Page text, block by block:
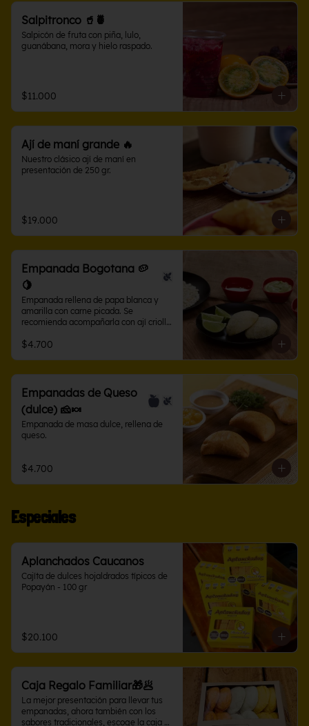
Salpitronco 🥤🍍
Salpicón de fruta con piña, lulo,
guanábana, mora y hielo raspado.
$11.000
Ají de maní grande 🔥
Nuestro clásico ají de maní en
presentación de 250 gr.
$19.000
Empanada Bogotana 🥔
🍋
Empanada rellena de papa blanca y
amarilla con carne picada. Se
recomienda acompañarla con ají criollo
$4.700
Empanadas de Queso
(dulce) 🧀🍬
Empanada de masa dulce, rellena de
queso.
$4.700
Especiales
Aplanchados Caucanos
Cajíta de dulces hojaldrados típicos de
Popayán - 100 gr
$20.100
Caja Regalo Familiar🎁🥟
La mejor presentación para llevar tus
empanadas, ahora también con los
sabores tradicionales, escoge la caja